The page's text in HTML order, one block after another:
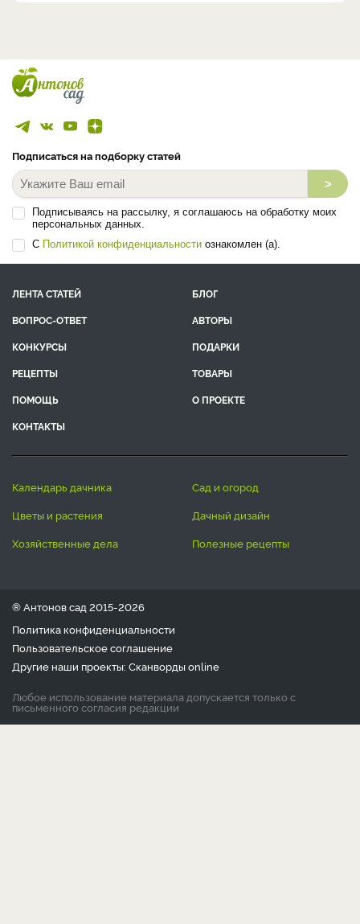
Подписаться на подборку статей
>
Подписываясь на рассылку, я соглашаюсь на обработку моих
персональных данных.
С Политикой конфиденциальности ознакомлен (а).
ЛЕНТА СТАТЕЙ
БЛОГ
ВОПРОС-ОТВЕТ
АВТОРЫ
КОНКУРСЫ
ПОДАРКИ
РЕЦЕПТЫ
ТОВАРЫ
ПОМОЩЬ
О ПРОЕКТЕ
КОНТАКТЫ
календарь дачника
сад и огород
цветы и растения
дачный дизайн
хозяйственные дела
полезные рецепты
® Антонов сад 2015-2026
Политика конфиденциальности
Пользовательское соглашение
Другие наши проекты: Сканвордыonline
Любое использование материала допускается только с
письменного согласия редакции